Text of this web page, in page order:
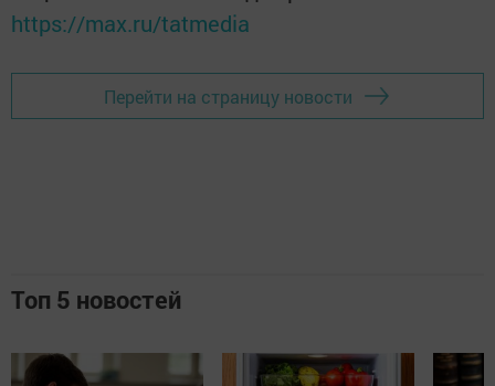
https://max.ru/tatmedia
Перейти на страницу новости
Топ 5 новостей